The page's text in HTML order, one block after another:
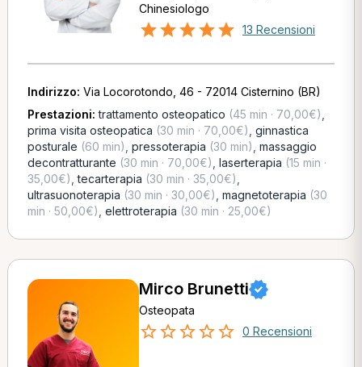
Chinesiologo
13 Recensioni
Indirizzo: Via Locorotondo, 46 - 72014 Cisternino (BR)
Prestazioni:trattamento osteopatico (45 min · 70,00€)
prima visita osteopatica (30 min · 70,00€) ginnastica
posturale (60 min) pressoterapia (30 min) massaggio
decontratturante (30 min · 70,00€) laserterapia (15 min ·
35,00€) ,tecarterapia (30 min · 35,00€)
ultrasuonoterapia (30 min · 30,00€) magnetoterapia (30
min · 50,00€) elettroterapia (30 min · 25,00€)
Mirco Brunetti
Osteopata
0 Recensioni